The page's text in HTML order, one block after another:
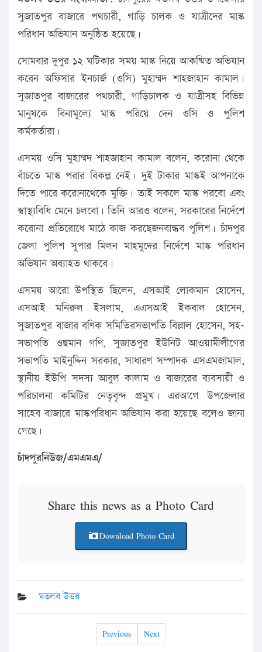
সুজাতপুর বাজারে পথচারী, গাড়ি চালক ও যাত্রীদের মাস্ক
পরিধান অভিযান অনুষ্ঠিত হয়েছে।
সোমবার দুপুর ১২ ঘটিকার সময় মাস্ক নিয়ে আকষ্মিত অভিযান
করেন অফিসার ইনচার্জ (ওসি) মুহাম্মদ শাহজাহান কামাল।
সুজাতপুর বাজারের পথচারী, গাড়িচালক ও যাত্রীসহ বিভিন্ন
মানুষকে বিনামূল্যে মাস্ক পরিয়ে দেন ওসি ও পুলিশ
কর্মকর্তারা।
এসময় ওসি মুহাম্মদ শাহজাহান কামাল বলেন, করোনা থেকে
বাঁচতে মাস্ক পরার বিকল্প নেই। দুই টাকার মাস্কই আপনাকে
দিতে পারে করোনাথেকে মুক্তি। তাই সকলে মাস্ক পরবো এবং
স্বাস্থ্যবিধি মেনে চলবো। তিনি আরও বলেন, সরকারের নির্দেশে
করোনা প্রতিরোধে মাঠে কাজ করছেজনবান্ধব পুলিশ। চাঁদপুর
জেলা পুলিশ সুপার মিলন মাহমুদের নির্দেশে মাস্ক পরিধান
অভিযান অব্যাহত থাকবে।
এসময় আরো উপস্থিত ছিলেন, এসআই লোকমান হোসেন,
এসআই মনিরুল ইসলাম, এএসআই ইকবাল হোসেন,
সুজাতপুর বাজার বণিক সমিতিরসভাপতি বিল্লাল হোসেন, সহ-
সভাপতি ওছমান গণি, সুজাতপুর ইউনিট আওয়ামীলীগের
সভাপতি মাইনুদ্দিন সরকার, সাধারণ সম্পাদক এসএমজামাল,
স্থানীয় ইউপি সদস্য আবুল কালাম ও বাজারের ব্যবসায়ী ও
পরিচালনা কমিটির নেতৃবৃন্দ প্রমুখ। এরআগে উপজেলার
সাহেব বাজারে মাস্কপরিধান অভিযান করা হয়েছে বলেও জানা
গেছে।
চাঁদপুরনিউজ/এমএমএ/
Share this news as a Photo Card
Download Photo Card
মতলব উত্তর
Previous Next